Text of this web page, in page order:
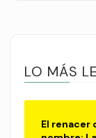
LO MÁS
El